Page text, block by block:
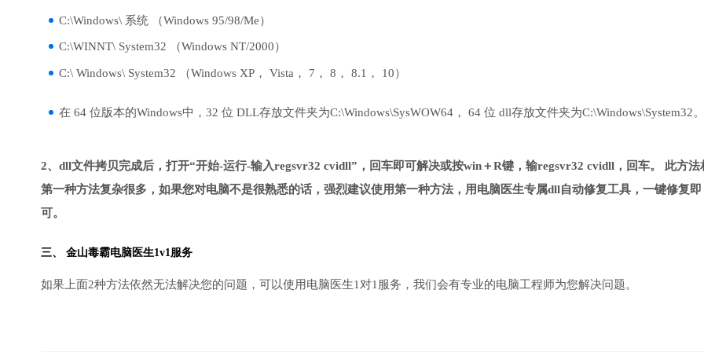
C:\Windows\ 系统 （Windows 95/98/Me）
C:\WINNT\ System32 （Windows NT/2000）
C:\ Windows\ System32 （Windows XP， Vista， 7， 8， 8.1， 10）
在 64 位版本的Windows中，32 位 DLL存放文件夹为C:\Windows\SysWOW64， 64 位 dll存放文件夹为C:\Windows\System32。
2、dll文件拷贝完成后，打开“开始-运行-输入regsvr32 cvidll”，回车即可解决或按win＋R键，输regsvr32 cvidll，回车。 此方法
第一种方法复杂很多，如果您对电脑不是很熟悉的话，强烈建议使用第一种方法，用电脑医生专属dll自动修复工具，一键修复即
可。
三、 金山毒霸电脑医生1v1服务
如果上面2种方法依然无法解决您的问题，可以使用电脑医生1对1服务，我们会有专业的电脑工程师为您解决问题。